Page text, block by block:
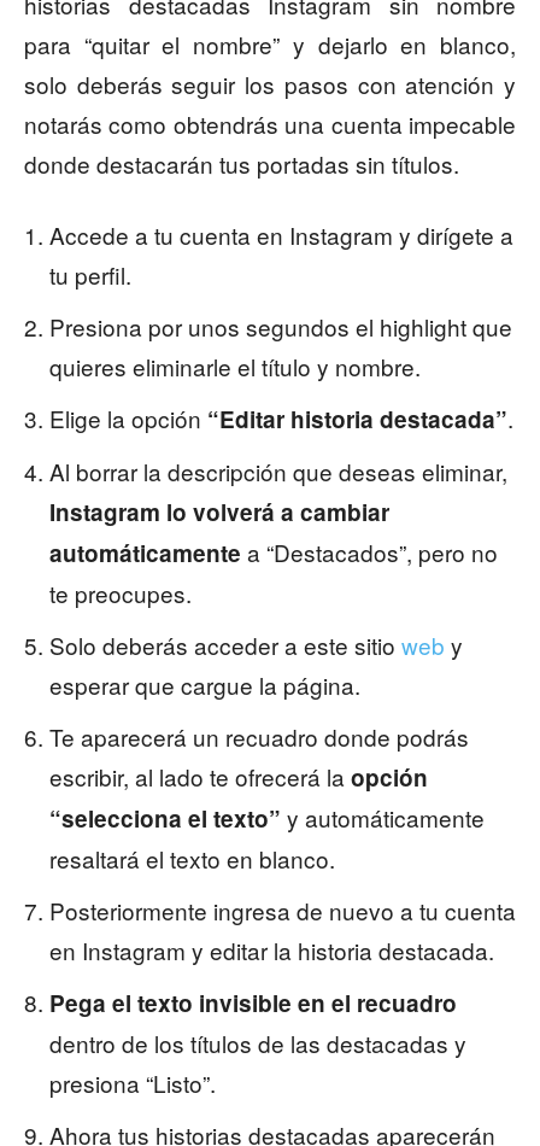
para “quitar el nombre” y dejarlo en blanco,
solo deberás seguir los pasos con atención y
notarás como obtendrás una cuenta impecable
donde destacarán tus portadas sin títulos.
Accede a tu cuenta en Instagram y dirígete a
tu perfil.
Presiona por unos segundos el highlight que
quieres eliminarle el título y nombre.
Elige la opción “Editar historia destacada”.
Al borrar la descripción que deseas eliminar,
Instagram lo volverá a cambiar
automáticamente a “Destacados”, pero no
te preocupes.
Solo deberás acceder a este sitio web y
esperar que cargue la página.
Te aparecerá un recuadro donde podrás
escribir, al lado te ofrecerá la opción
“selecciona el texto” y automáticamente
resaltará el texto en blanco.
Posteriormente ingresa de nuevo a tu cuenta
en Instagram y editar la historia destacada.
Pega el texto invisible en el recuadro
dentro de los títulos de las destacadas y
presiona “Listo”.
Ahora tus historias destacadas aparecerán